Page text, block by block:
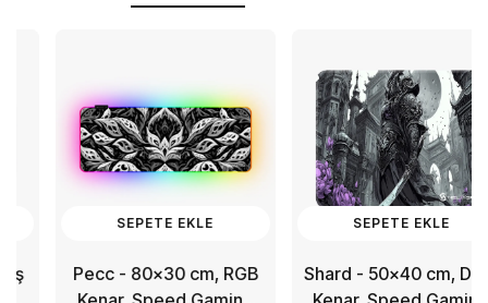
SEPETE EKLE
Pecc - 80x30 cm, RGB
SEPETE EKLE
Shard - 50x40 cm, Dikiş